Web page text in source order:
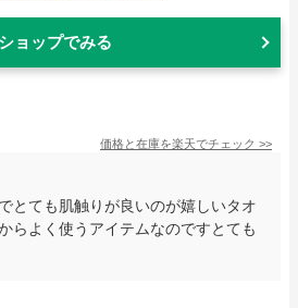
ショップでみる
価格と在庫を楽天でチェック >>
とても肌触りが良いのが嬉しいタオ
らよく使うアイテムなのですとても